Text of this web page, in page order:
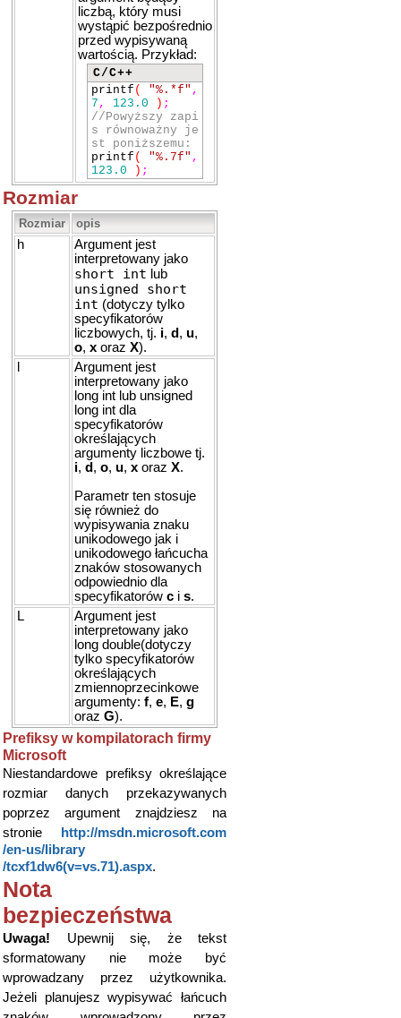
liczbą, który musi
wystąpić bezpośrednio
przed wypisywaną
wartością. Przykład:
C/C++
printf ( "%.*f" ,
7 , 123.0 ) ;
//Powyższy zapi
s równoważny je
st poniższemu:
printf ( "%.7f" ,
123.0
) ;
Rozmiar
Rozmiar opis
h
Argument jest
interpretowany jako
short int lub
unsigned short
int (dotyczy tylko
specyfikatorów
liczbowych, tj. i, d , u,
o, x oraz X).
Argument jest
interpretowany jako
long int lub unsigned
long int dla
specyfikatorów
określających
argumenty liczbowe tj.
i, d , o, u, x oraz X.
Parametr ten stosuje
się również do
wypisywania znaku
unikodowego jak i
unikodowego łańcucha
znaków stosowanych
odpowiednio dla
specyfikatorów c i s.
L
Argument jest
interpretowany jako
long double(dotyczy
tylko specyfikatorów
określających
zmiennoprzecinkowe
argumenty: f, e, E, g
oraz G).
Prefiksy w kompilatorach firmy
Microsoft
Niestandardowe prefiksy określające
rozmiar danych przekazywanych
poprzez argument znajdziesz na
stronie
http://msdn.microsoft.com​
/en-us/library​
/tcxf1dw6(v=vs.71).aspx.
Nota
bezpieczeństwa
Uwaga! Upewnij się, że tekst
sformatowany nie może być
wprowadzany przez użytkownika.
Jeżeli planujesz wypisywać łańcuch